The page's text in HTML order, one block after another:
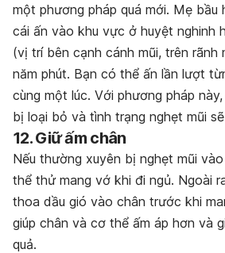
một phương pháp quá mới. Mẹ bầu
cái ấn vào khu vực ở huyệt nghinh
(vị trí bên cạnh cánh mũi, trên rãnh
năm phút. Bạn có thể ấn lần lượt
cùng một lúc. Với phương pháp
bị loại bỏ và tình trạng nghẹt mũi
12. Giữ ấm chân
Nếu thường xuyên bị nghẹt mũi
thể thử mang vớ khi đi ngủ. Ngoài
thoa dầu gió vào chân trước khi
giúp chân và cơ thể ấm áp hơn và
quả.